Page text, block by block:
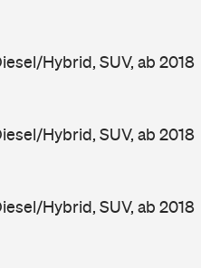
Hybrid, SUV, ab 2018
Hybrid, SUV, ab 2018
Hybrid, SUV, ab 2018